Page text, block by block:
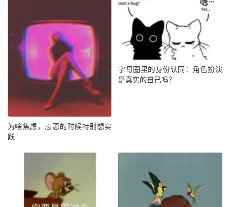
为啥焦虑，忐忑的时候特别想实
践
字母圈里的身份认同：角色扮演
是真实的自己吗？